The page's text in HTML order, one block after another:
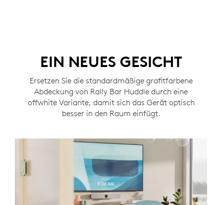
EIN NEUES GESICHT
Ersetzen Sie die standardmäßige grafitfarbene
Abdeckung von Rally Bar Huddle durch eine
offwhite Variante, damit sich das Gerät optisch
besser in den Raum einfügt.